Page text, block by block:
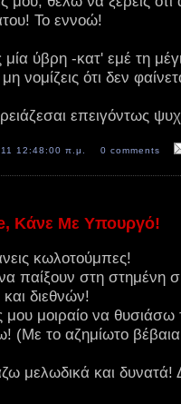
Το εννοώ!
μία ύβρη -κατ' εμέ τη
νομίζεις ότι δεν
επειγόντως
12:48:00 π.μ. 0 comments
Κάνε Με Υπουργό!
κωλοτούμπες!
παίξουν στη στημένη
διεθνών!
μοιραίο να θυσιάσω
(Με το αζημίωτο
μελωδικά και